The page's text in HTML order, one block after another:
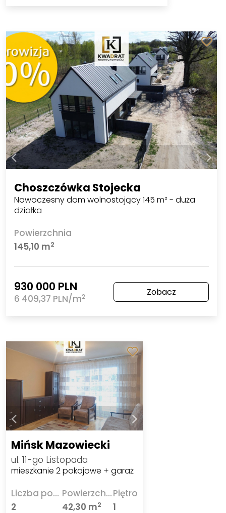
Choszczówka Stojecka
Nowoczesny dom wolnostojący 145 m² - duża
działka
Powierzchnia
145,10 m2
930 000 PLN
6 409,37 PLN/m2 Zobacz
Mińsk Mazowiecki
ul. 11-go Listopada
mieszkanie 2 pokojowe + garaż
Liczba pokoi
2
Powierzchnia
42,30 m2
Piętro
1